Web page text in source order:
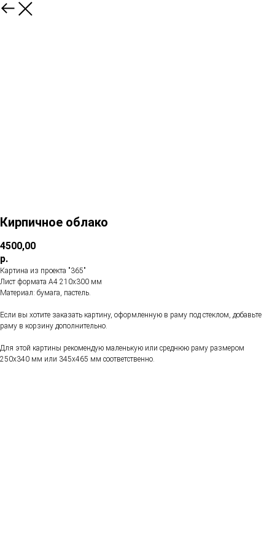
Кирпичное облако
4500,00
р.
Картина из проекта "365"
Лист формата А4 210х300 мм
Материал: бумага, пастель.
Если вы хотите заказать картину, оформленную в раму под стеклом, добавьте
раму в корзину дополнительно.
Для этой картины рекомендую маленькую или среднюю раму размером
250х340 мм или 345х465 мм соответственно.